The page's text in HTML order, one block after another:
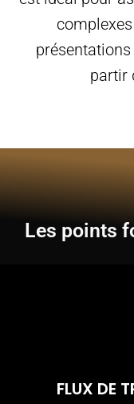
partir
Les points
FLUX DE